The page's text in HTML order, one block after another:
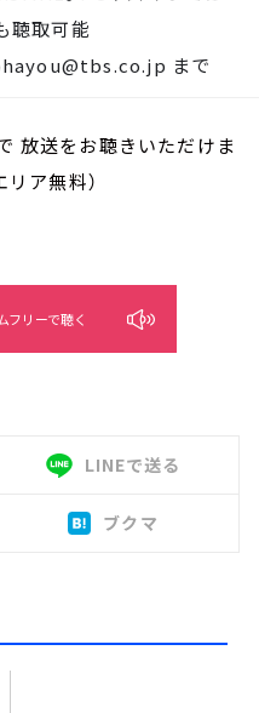
聴取可能
まで
放送をお聴きいただけま
ア無料）
フリーで聴く
LINEで送る
ブクマ